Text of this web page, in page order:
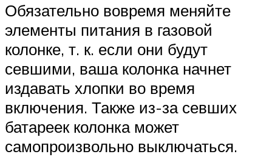
Обязательно вовремя меняйте
элементы питания в газовой
колонке, т. к. если они будут
севшими, ваша колонка начнет
издавать хлопки во время
включения. Также из-за севших
батареек колонка может
самопроизвольно выключаться.